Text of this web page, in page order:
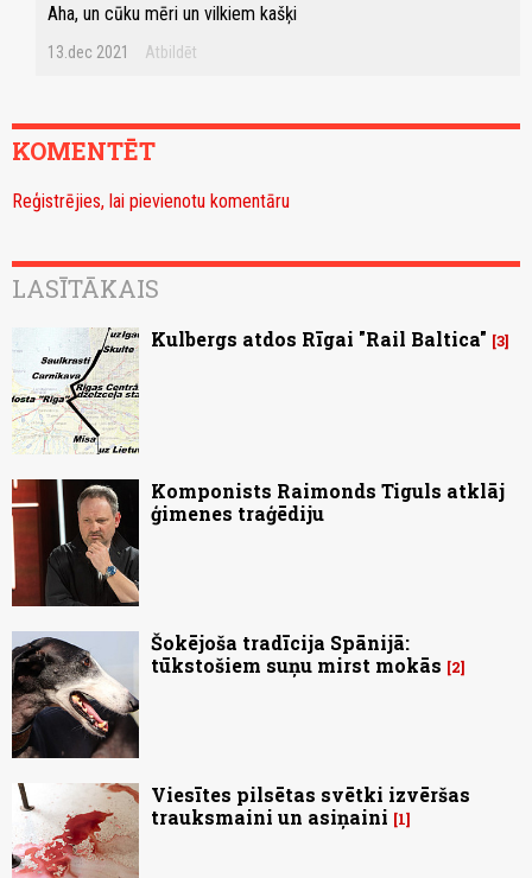
Aha, un cūku mēri un vilkiem kašķi
13.dec 2021 Atbildēt
KOMENTĒT
Reģistrējies, lai pievienotu komentāru
LASĪTĀKAIS
Kulbergs atdos Rīgai "Rail Baltica" 3
Komponists Raimonds Tiguls atklāj
ģimenes traģēdiju
Šokējoša tradīcija Spānijā:
tūkstošiem suņu mirst mokās
2
Viesītes pilsētas svētki izvēršas
trauksmaini un asiņaini
1